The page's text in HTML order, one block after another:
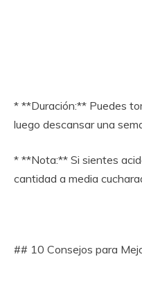
* **Duración:** Puedes
luego descansar una
* **Nota:** Si sientes
cantidad a media
## 10 Consejos para